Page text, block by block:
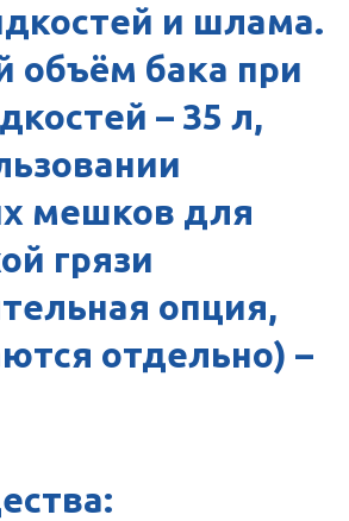
и шлама.
объём бака при
– 35 л,
мешков для
грязи
опция,
отдельно) –